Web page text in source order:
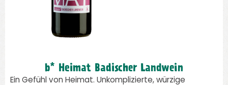
b* Heimat Badischer Landwein
Ein Gefühl von Heimat. Unkomplizierte, würzige